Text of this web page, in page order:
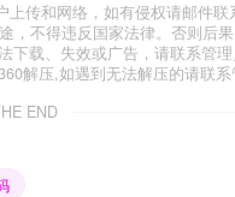
传和网络，如有侵权请邮件
，不得违反国家法律。否则后
载、失效或广告，请联系管
解压,如遇到无法解压的请联系
END